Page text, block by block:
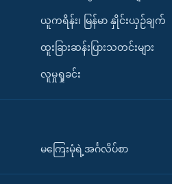
ယူကရိန်း၊ မြန်မာ နှိုင်းယှဉ်ချက်
ထူးခြားဆန်းပြားသတင်းများ
လူမှုရှုခင်း
မကြေးမုံရဲ့အင်္ဂလိပ်စာ